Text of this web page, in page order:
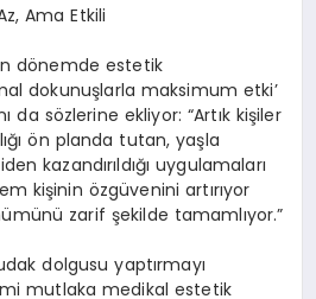
Ama Etkili
dönemde estetik
dokunuşlarla maksimum etki’
da sözlerine ekliyor: “Artık kişiler
ön planda tutan, yaşla
kazandırıldığı uygulamaları
kişinin özgüvenini artırıyor
zarif şekilde tamamlıyor.”
dolgusu yaptırmayı
mutlaka medikal estetik